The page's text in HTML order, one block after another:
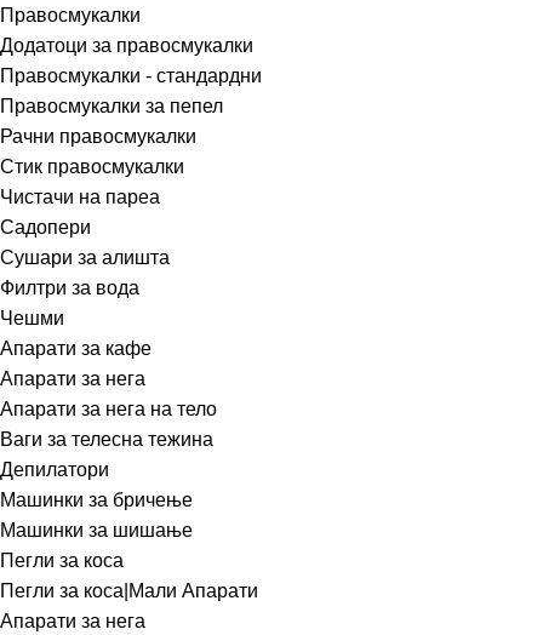
Правосмукалки
Додатоци за правосмукалки
Правосмукалки - стандардни
Правосмукалки за пепел
Рачни правосмукалки
Стик правосмукалки
Чистачи на пареа
Садопери
Сушари за алишта
Филтри за вода
Чешми
Апарати за кафе
Апарати за нега
Апарати за нега на тело
Ваги за телесна тежина
Депилатори
Машинки за бричење
Машинки за шишање
Пегли за коса
Пегли за коса|Мали Апарати
Апарати за нега